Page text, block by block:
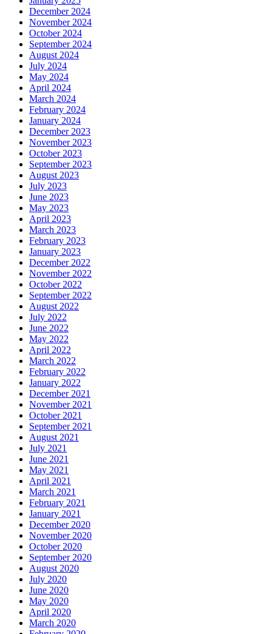
December 2024
November 2024
October 2024
September 2024
August 2024
July 2024
May 2024
April 2024
March 2024
February 2024
January 2024
December 2023
November 2023
October 2023
September 2023
August 2023
July 2023
June 2023
May 2023
April 2023
March 2023
February 2023
January 2023
December 2022
November 2022
October 2022
September 2022
August 2022
July 2022
June 2022
May 2022
April 2022
March 2022
February 2022
January 2022
December 2021
November 2021
October 2021
September 2021
August 2021
July 2021
June 2021
May 2021
April 2021
March 2021
February 2021
January 2021
December 2020
November 2020
October 2020
September 2020
August 2020
July 2020
June 2020
May 2020
April 2020
March 2020